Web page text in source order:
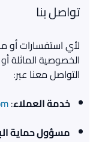
تواصل بنا
لأي استفسارات
الخصوصية الماثلة
التواصل معنا عبر:
خدمة العملاء:
مسؤول حماية